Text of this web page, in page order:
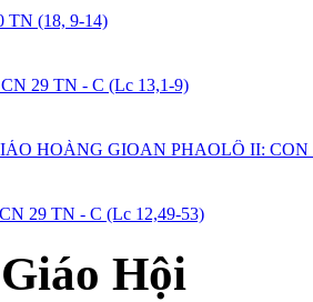
(18, 9-14)
29 TN - C (Lc 13,1-9)
HOÀNG GIOAN PHAOLÔ II: CON
29 TN - C (Lc 12,49-53)
Hội